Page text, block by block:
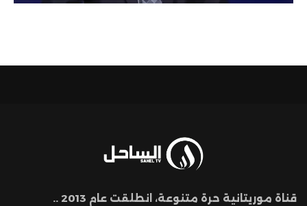
قناة موريتانية حرة متنوعة، انطلقت عام 2013 ..